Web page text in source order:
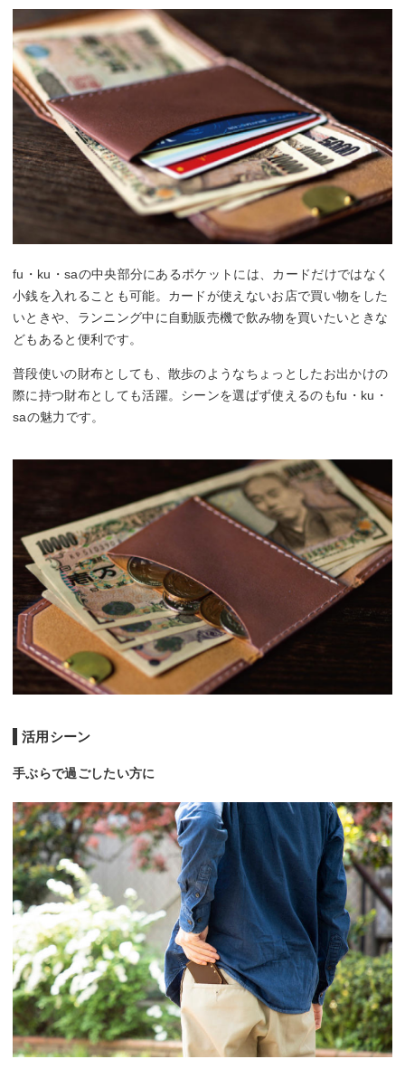
fu・ku・saの中央部分にあるポケットには、カードだけではなく
小銭を入れることも可能。カードが使えないお店で買い物をした
いときや、ランニング中に自動販売機で飲み物を買いたいときな
どもあると便利です。
普段使いの財布としても、散歩のようなちょっとしたお出かけの
際に持つ財布としても活躍。シーンを選ばず使えるのもfu・ku・
saの魅力です。
活用シーン
手ぶらで過ごしたい方に